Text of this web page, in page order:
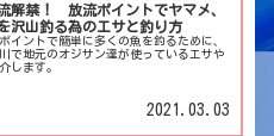
解禁！ 放流ポイントでヤマメ、
沢山釣る為のエサと釣り方
イントで簡単に多くの魚を釣るために、
で地元のオジサン達が使っているエサや
します。
2021.03.03